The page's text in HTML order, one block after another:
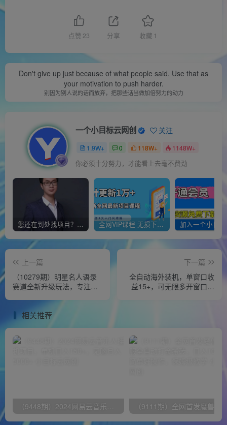
点赞 23 分享 收藏 1
Don't give up just because of what people said. Use that as
your motivation to push harder.
别因为别人说的话而放弃，把那些话当做加倍努力的动力
一个小目标云网创 关注
1.9W+ 0 118W+ 1148W+
你必须十分努力，才能看上去毫不费劲
您还在到处找项目？还在当韭菜？我靠经营“一个小目标网创商城”年入百W+，曾经我也负债累累! 全网VIP课程 无损下载~
上一篇
（10279期）明星名人语录
赛道全新升级玩法，专注女
下一篇
全自动海外装机，单窗口收
益15+，可无限多开窗口，
相关推荐
（9448期）2024网易云音乐人挂机项目，单机日入150+，无脑月入5000+